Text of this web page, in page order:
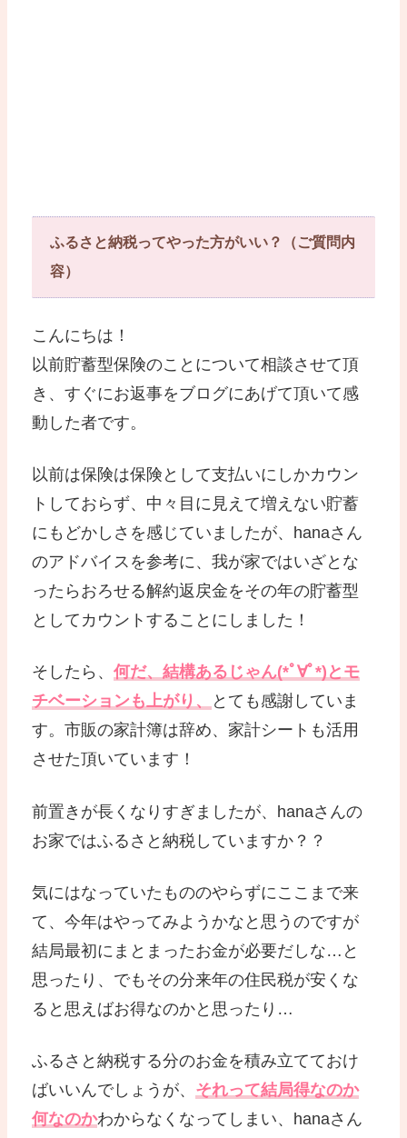
ふるさと納税ってやった方がいい？（ご質問内
容）
こんにちは！
以前貯蓄型保険のことについて相談させて頂
き、すぐにお返事をブログにあげて頂いて感
動した者です。
以前は保険は保険として支払いにしかカウン
トしておらず、中々目に見えて増えない貯蓄
にもどかしさを感じていましたが、hanaさん
のアドバイスを参考に、我が家ではいざとな
ったらおろせる解約返戻金をその年の貯蓄型
としてカウントすることにしました！
そしたら、何だ、結構あるじゃん(*ﾟ∀ﾟ*)とモ
チベーションも上がり、
とても感謝していま
す。市販の家計簿は辞め、家計シートも活用
させた頂いています！
前置きが長くなりすぎましたが、hanaさんの
お家ではふるさと納税していますか？？
気にはなっていたもののやらずにここまで来
て、今年はやってみようかなと思うのですが
結局最初にまとまったお金が必要だしな…と
思ったり、でもその分来年の住民税が安くな
ると思えばお得なのかと思ったり…
ふるさと納税する分のお金を積み立てておけ
ばいいんでしょうが、 それって結局得なのか
何なのかわからなくなってしまい、hanaさん